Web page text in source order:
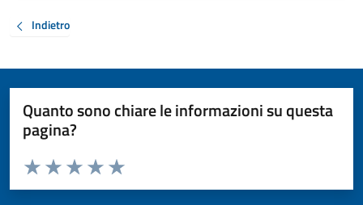
Indietro
Quanto sono chiare le informazioni su questa
pagina?
Valuta da 1 a 5 stelle la pagina
Valuta 5 stelle su 5
Valuta 4 stelle su 5
Valuta 3 stelle su 5
Valuta 2 stelle su 5
Valuta 1 stelle su 5